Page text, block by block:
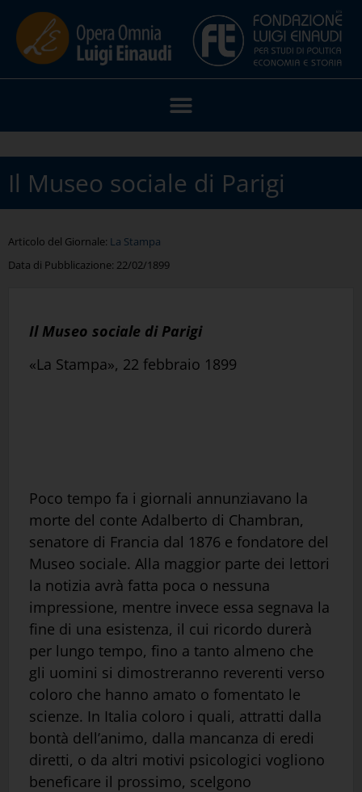
Il Museo sociale di Parigi
Articolo del Giornale: La Stampa
Data di Pubblicazione: 22/02/1899
Il Museo sociale di Parigi
«La Stampa», 22 febbraio 1899
Poco tempo fa i giornali annunziavano la
morte del conte Adalberto di Chambran,
senatore di Francia dal 1876 e fondatore del
Museo sociale. Alla maggior parte dei lettori
la notizia avrà fatta poca o nessuna
impressione, mentre invece essa segnava la
fine di una esistenza, il cui ricordo durerà
per lungo tempo, fino a tanto almeno che
gli uomini si dimostreranno reverenti verso
coloro che hanno amato o fomentato le
scienze. In Italia coloro i quali, attratti dalla
bontà dell’animo, dalla mancanza di eredi
diretti, o da altri motivi psicologici vogliono
beneficare il prossimo, scelgono